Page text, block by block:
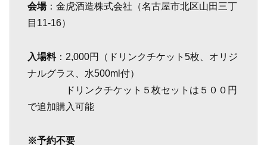
会場：金虎酒造株式会社（名古屋市北区山田三丁
目11-16）
入場料：2,000円（ドリンクチケット5枚、オリジ
ナルグラス、水500ml付）
ドリンクチケット５枚セットは５００円
で追加購入可能
※予約不要